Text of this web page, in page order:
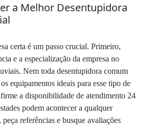
a Melhor Desentupidora
certa é um passo crucial. Primeiro,
e a especialização da empresa no
Nem toda desentupidora comum
equipamentos ideais para esse tipo de
a disponibilidade de atendimento 24
podem acontecer a qualquer
referências e busque avaliações